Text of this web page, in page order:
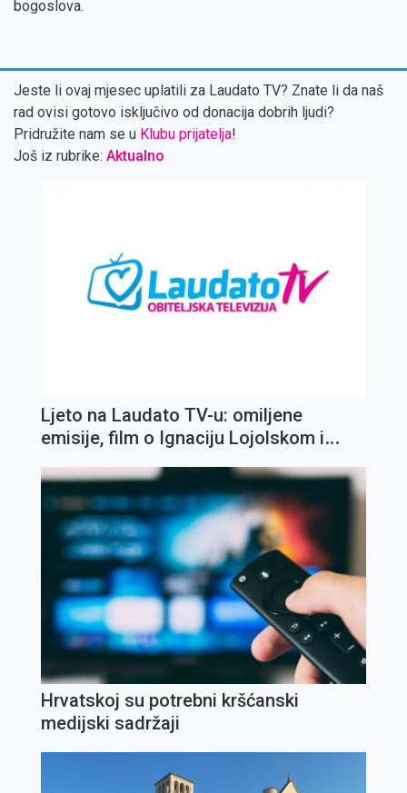
bogoslova.
Jeste li ovaj mjesec uplatili za Laudato TV? Znate li da naš
rad ovisi gotovo isključivo od donacija dobrih ljudi?
Pridružite nam se u Klubu prijatelja!
Još iz rubrike: Aktualno
Ljeto na Laudato TV-u: omiljene
emisije, film o Ignaciju Lojolskom i
Hrvatskoj su potrebni kršćanski
medijski sadržaji